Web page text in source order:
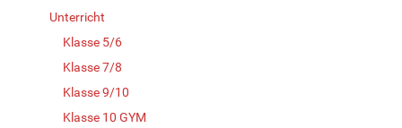
Unterricht
Klasse 5/6
Klasse 7/8
Klasse 9/10
Klasse 10 GYM